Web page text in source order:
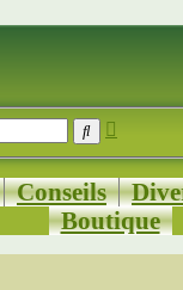
Rechercher
Conseils
Boutique